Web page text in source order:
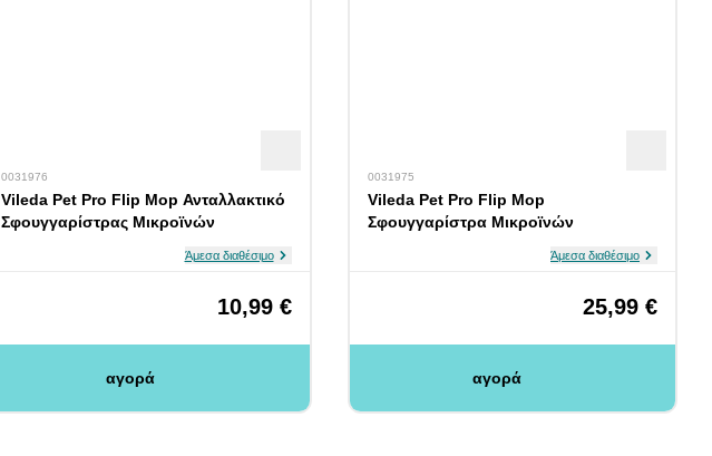
0031976
Vileda Pet Pro Flip Mop Ανταλλακτικό
Σφουγγαρίστρας Μικροϊνών
Άμεσα διαθέσιμο
10,99 €
αγορά
0031975
Vileda Pet Pro Flip Mop
Σφουγγαρίστρα Μικροϊνών
Άμεσα διαθέσιμο
25,99 €
αγορά